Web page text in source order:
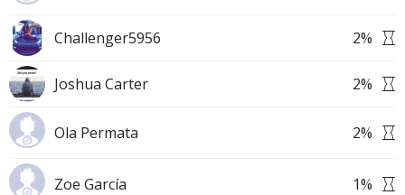
Challenger5956 2%
Joshua Carter 2%
Ola Permata 2%
Zoe García 1%